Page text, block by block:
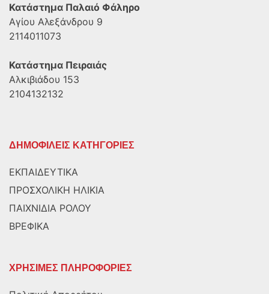
Κατάστημα Παλαιό Φάληρο
Αγίου Αλεξάνδρου 9
2114011073
Κατάστημα Πειραιάς
Αλκιβιάδου 153
2104132132
ΔΗΜΟΦΙΛΕΙΣ ΚΑΤΗΓΟΡΙΕΣ
ΕΚΠΑΙΔΕΥΤΙΚΑ
ΠΡΟΣΧΟΛΙΚΗ ΗΛΙΚΙΑ
ΠΑΙΧΝΙΔΙΑ ΡΟΛΟΥ
ΒΡΕΦΙΚΑ
ΧΡΗΣΙΜΕΣ ΠΛΗΡΟΦΟΡΙΕΣ